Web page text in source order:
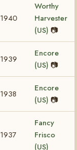
1940
Worthy
Harvester
(US) 📷
1939
Encore
(US) 📷
1938
Encore
(US) 📷
1937
Fancy
Frisco
(US)